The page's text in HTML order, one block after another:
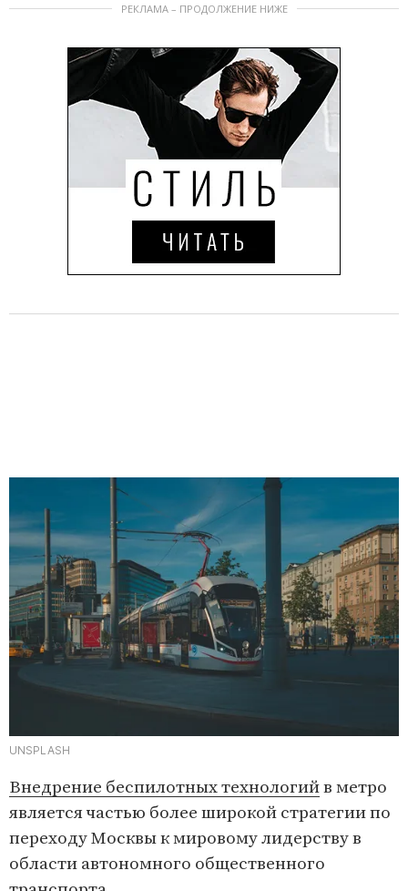
РЕКЛАМА – ПРОДОЛЖЕНИЕ НИЖЕ
UNSPLASH
Внедрение беспилотных технологийв метро
является частью более широкой стратегии по
переходу Москвы к мировому лидерству в
области автономного общественного